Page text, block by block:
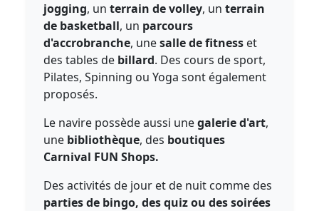
jogging, unterrain de volley, unterrain
de basketball, un parcours
d'accrobranche, unesalle de fitness et
des tables de billard. Des cours de sport,
Pilates, Spinning ou Yoga sont également
proposés.
Le navire possède aussi unegalerie d'art,
une bibliothèque, des boutiques
Carnival FUN Shops.
Des activités de jour et de nuit comme des
parties de bingo, des quiz ou des soirées